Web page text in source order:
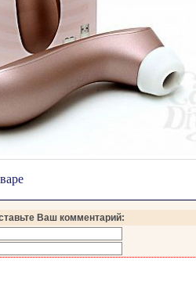
Ваш комментарий: